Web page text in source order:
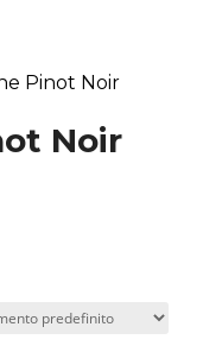
Pinot Noir
Noir